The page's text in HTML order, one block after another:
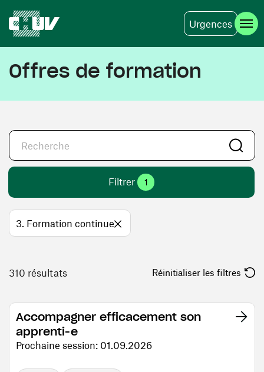
Urgences
Offres de formation
Filtrer 1
3. Formation continue
310 résultats Réinitialiser les filtres
Accompagner efficacement son
apprenti-e
Prochaine session: 01.09.2026